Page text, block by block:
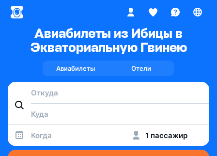
Авиабилеты из Ибицы в
Экваториальную Гвинею
Авиабилеты Отели
Когда 1 пассажир